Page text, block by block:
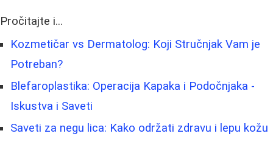
Pročitajte i...
Kozmetičar vs Dermatolog: Koji Stručnjak Vam je
Potreban?
Blefaroplastika: Operacija Kapaka i Podočnjaka -
Iskustva i Saveti
Saveti za negu lica: Kako održati zdravu i lepu kožu